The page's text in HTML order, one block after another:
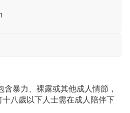
暴力、裸露或其他成人情節，
八歲以下人士需在成人陪伴下